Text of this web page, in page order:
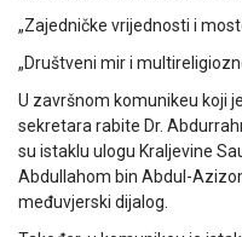
„Zajedničke vrijednosti i
„Društveni mir i
U završnom komunikeu koji
sekretara rabite Dr.
su istaklu ulogu Kraljevine
Abdullahom bin Abdul-
međuvjerski dijalog.